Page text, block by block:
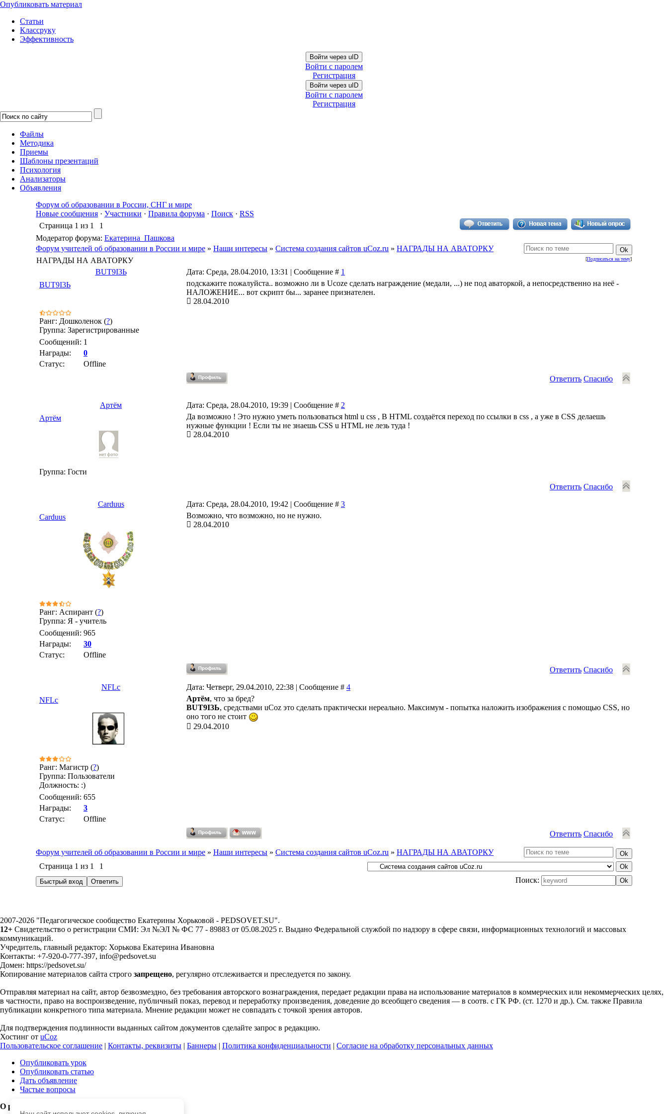
Опубликовать материал
Статьи
Классруку
Эффективность
Войти через uID
Войти с паролем
Регистрация
Войти через uID
Войти с паролем
Регистрация
Файлы
Методика
Приемы
Шаблоны презентаций
Психология
Анализаторы
Объявления
Форум об образовании в России, СНГ и мире
Новые сообщения · Участники · Правила форума · Поиск · RSS
Страница 1 из 1
1
Модератор форума: Екатерина_Пашкова
Форум учителей об образовании в России и мире » Наши интересы » Система создания сайтов uCoz.ru » НАГРАДЫ НА АВАТОРКУ
[Подписаться на тему]
НАГРАДЫ НА АВАТОРКУ
BUT9I3Ь
Дата: Среда, 28.04.2010, 13:31 | Сообщение # 1
BUT9I3Ь
Ранг: Дошколенок (?)
Группа: Зарегистрированные
Сообщений: 1
Награды:
0
Статус:
Offline
подскажите пожалуйста.. возможно ли в Ucozе сделать награждение (медали, ...) не под аваторкой, а непосредственно на неё -
НАЛОЖЕНИЕ... вот скрипт бы... заранее признателен.
28.04.2010
Ответить Спасибо
Артём Дата: Среда, 28.04.2010, 19:39 | Сообщение # 2
Артём
Группа: Гости
Да возможно ! Это нужно уметь пользоваться html u css , В HTML создаётся переход по ссылки в css , а уже в CSS делаешь
нужные функции ! Если ты не знаешь CSS u HTML не лезь туда !
28.04.2010
Ответить Спасибо
Carduus Дата: Среда, 28.04.2010, 19:42 | Сообщение # 3
Carduus
Ранг: Аспирант (?)
Группа: Я - учитель
Сообщений: 965
Награды:
30
Статус:
Offline
Возможно, что возможно, но не нужно.
28.04.2010
Ответить Спасибо
NFLc Дата: Четверг, 29.04.2010, 22:38 | Сообщение # 4
NFLc
Ранг: Магистр (?)
Группа: Пользователи
Должность: :)
Сообщений: 655
Награды:
3
Статус:
Offline
Артём, что за бред?
BUT9I3Ь, средствами uCoz это сделать практически нереально. Максимум - попытка наложить изображения с помощью CSS, но
оно того не стоит
29.04.2010
Ответить Спасибо
Форум учителей об образовании в России и мире » Наши интересы » Система создания сайтов uCoz.ru » НАГРАДЫ НА АВАТОРКУ
Страница 1 из 1
1
Поиск:
2007-2026 "Педагогическое сообщество Екатерины Хорьковой - PEDSOVET.SU".
12+ Свидетельство о регистрации СМИ: Эл №ЭЛ № ФС 77 - 89883 от 05.08.2025 г. Выдано Федеральной службой по надзору в сфере связи, информационных технологий и массовых
коммуникаций.
Учредитель, главный редактор: Хорькова Екатерина Ивановна
Контакты: +7-920-0-777-397, info@pedsovet.su
Домен: https://pedsovet.su/
Копирование материалов сайта строго запрещено, регулярно отслеживается и преследуется по закону.
Отправляя материал на сайт, автор безвозмездно, без требования авторского вознаграждения, передает редакции права на использование материалов в коммерческих или некоммерческих целях,
в частности, право на воспроизведение, публичный показ, перевод и переработку произведения, доведение до всеобщего сведения — в соотв. с ГК РФ. (ст. 1270 и др.). См. также Правила
публикации конкретного типа материала. Мнение редакции может не совпадать с точкой зрения авторов.
Для подтверждения подлинности выданных сайтом документов сделайте запрос в редакцию.
Хостинг от uCoz
Пользовательское соглашение | Контакты, реквизиты | Баннеры | Политика конфиденциальности | Согласие на обработку персональных данных
Опубликовать урок
Опубликовать статью
Дать объявление
Частые вопросы
О работе с сайтом